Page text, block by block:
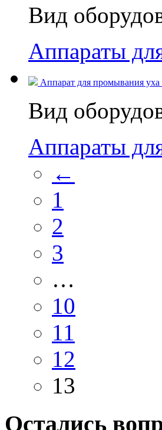
Вид
Аппараты
Аппарат для промывания
Вид
Аппараты
←
1
2
3
…
10
11
12
13
Остались